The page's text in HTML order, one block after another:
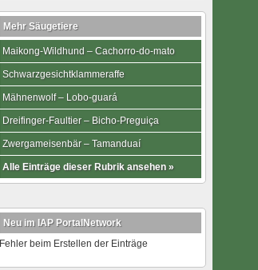
Mehr Säugetiere
Maikong-Wildhund – Cachorro-do-mato
Schwarzgesichtklammeraffe
Mähnenwolf – Lobo-guará
Dreifinger-Faultier – Bicho-Preguiça
Zwergameisenbär – Tamanduaí
Alle Einträge dieser Rubrik ansehen »
Neu im IAP PortalNetwork
Fehler beim Erstellen der Einträge